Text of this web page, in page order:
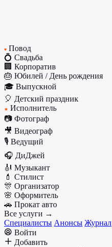
♥ Повод
💍 Свадьба
🏢 Корпоратив
🎂 Юбилей / День рождения
🎓 Выпускной
🎈 Детский праздник
★ Исполнитель
📷 Фотограф
🎥 Видеограф
🎙️ Ведущий
🎧 ДиДжей
🎻 Музыкант
💄 Стилист
🎊 Организатор
🌸 Оформитель
🚗 Прокат авто
Все услуги →
Специалисты Анонсы Журнал
Войти
Добавить